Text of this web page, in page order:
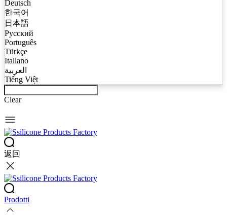
Deutsch
한국어
日本語
Русский
Português
Türkçe
Italiano
العربية
Tiếng Việt
Clear
返回
Prodotti